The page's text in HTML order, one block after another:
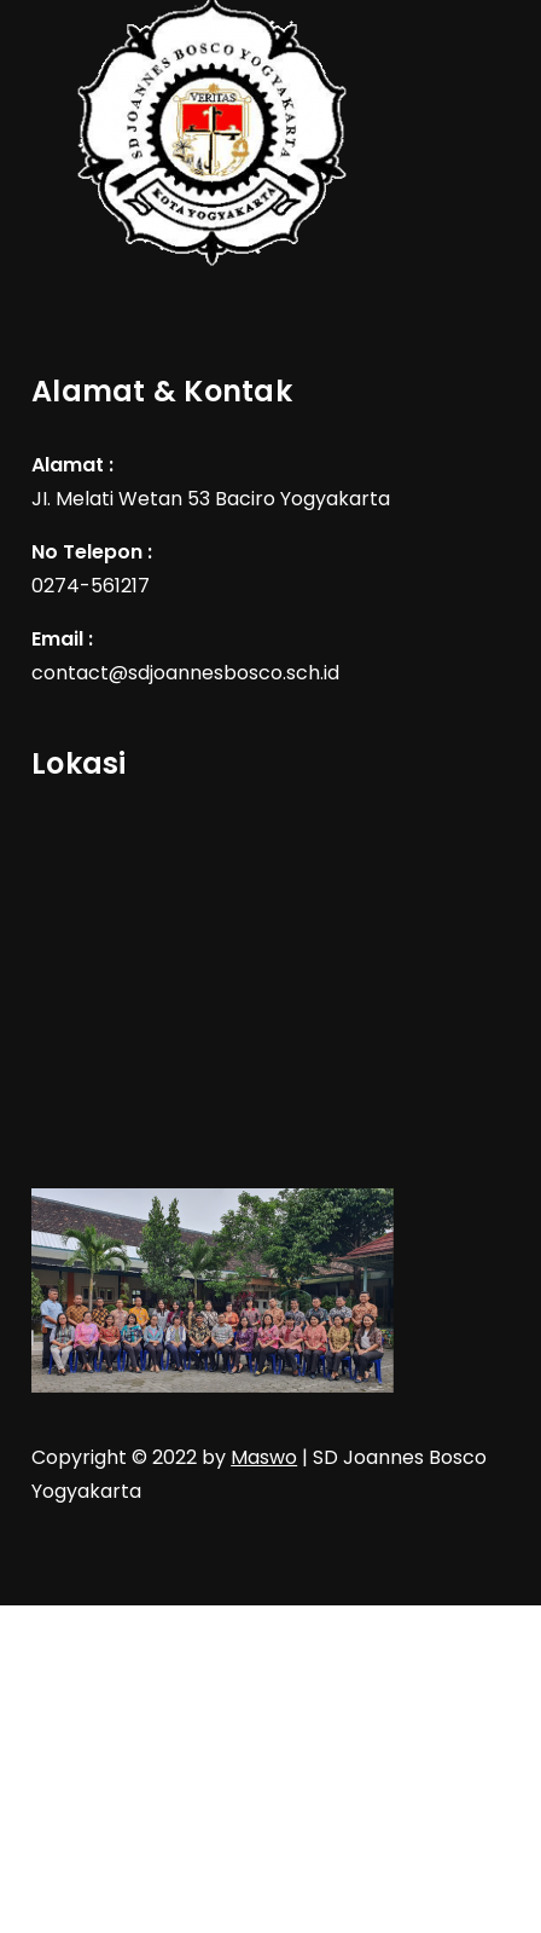
Alamat & Kontak
Alamat :
JI. Melati Wetan 53 Baciro Yogyakarta
No Telepon :
0274-561217
Email :
contact@sdjoannesbosco.sch.id
Lokasi
Copyright © 2022 by Maswo | SD Joannes Bosco
Yogyakarta